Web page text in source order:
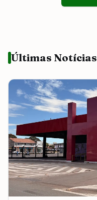
Últimas Notícias